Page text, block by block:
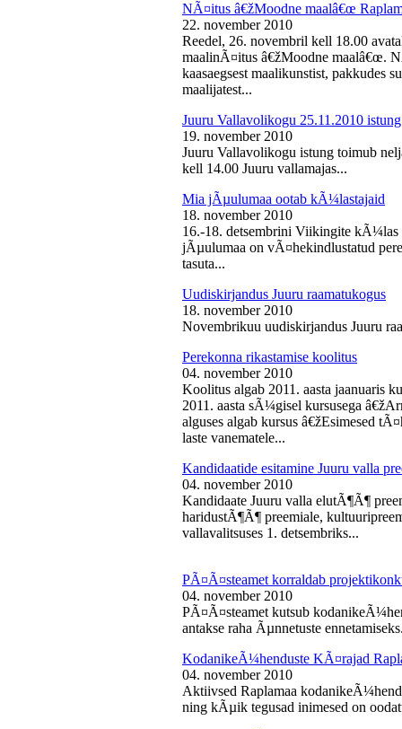
NÃ¤itus â€žMoodne maalâ€œ
22. november 2010
Reedel, 26. novembril kell 18.00
maalinÃ¤itus â€žMoodne maalâ€œ.
kaasaegsest maalikunstist, pakkudes
maalijatest...
Juuru Vallavolikogu 25.11.2010 istung
19. november 2010
Juuru Vallavolikogu istung toimub
kell 14.00 Juuru vallamajas...
Mia jÃµulumaa ootab kÃ¼lastajaid
18. november 2010
16.-18. detsembrini Viikingite
jÃµulumaa on vÃ¤hekindlustatud
tasuta...
Uudiskirjandus Juuru raamatukogus
18. november 2010
Novembrikuu uudiskirjandus Juuru
Perekonna rikastamise koolitus
04. november 2010
Koolitus algab 2011. aasta jaanuaris
2011. aasta sÃ¼gisel kursusega
alguses algab kursus â€žEsimesed
laste vanematele...
Kandidaatide esitamine Juuru valla
04. november 2010
Kandidaate Juuru valla elutÃ¶Ã¶
haridustÃ¶Ã¶ preemiale,
vallavalitsuses 1. detsembriks...
PÃ¤Ã¤steamet korraldab
04. november 2010
PÃ¤Ã¤steamet kutsub
antakse raha Ãµnnetuste
KodanikeÃ¼henduste KÃ¤rajad
04. november 2010
Aktiivsed Raplamaa
ning kÃµik tegusad inimesed on